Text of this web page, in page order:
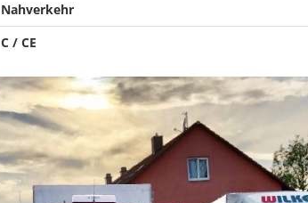
Nahverkehr
C / CE